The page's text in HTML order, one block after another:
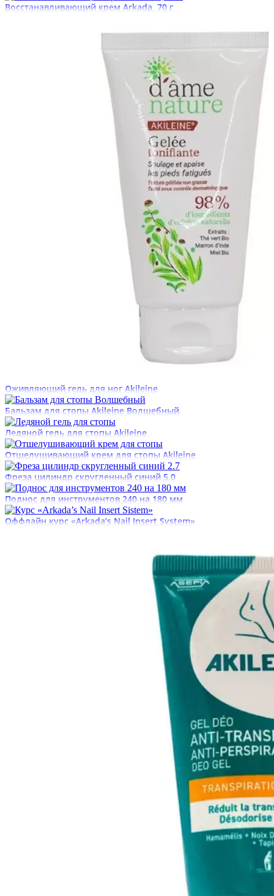
Восстанавливающий крем Arkada, 70 г
Оживляющий гель для ног Akileine
Бальзам для стопы Akileine Волшебный
Ледяной гель для стопы Akileine
Отшелушивающий крем для стопы Akileine
Фреза цилиндр скругленный синий 5.0
Поднос для инструментов 240 на 180 мм
Оффлайн курс «Arkada’s Nail Insert System»